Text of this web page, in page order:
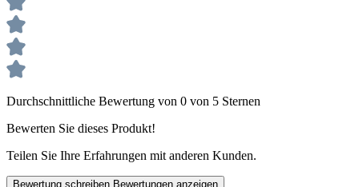
Durchschnittliche Bewertung von 0 von 5 Sternen
Bewerten Sie dieses Produkt!
Teilen Sie Ihre Erfahrungen mit anderen Kunden.
Bewertung schreiben Bewertungen anzeigen